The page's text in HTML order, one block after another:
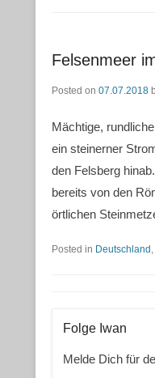
Felsenmeer
Posted on 07.07.2018
Mächtige,
ein steinerner
den Felsberg
bereits von den
örtlichen
Posted in Deutschland ,
Folge Iwan
Melde Dich für